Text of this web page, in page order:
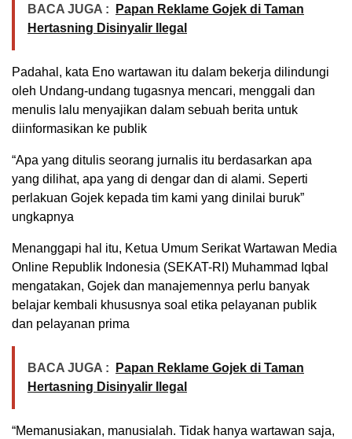
BACA JUGA :
Papan Reklame Gojek di Taman
Hertasning Disinyalir Ilegal
Padahal, kata Eno wartawan itu dalam bekerja dilindungi
oleh Undang-undang tugasnya mencari, menggali dan
menulis lalu menyajikan dalam sebuah berita untuk
diinformasikan ke publik
“Apa yang ditulis seorang jurnalis itu berdasarkan apa
yang dilihat, apa yang di dengar dan di alami. Seperti
perlakuan Gojek kepada tim kami yang dinilai buruk”
ungkapnya
Menanggapi hal itu, Ketua Umum Serikat Wartawan Media
Online Republik Indonesia (SEKAT-RI) Muhammad Iqbal
mengatakan, Gojek dan manajemennya perlu banyak
belajar kembali khususnya soal etika pelayanan publik
dan pelayanan prima
BACA JUGA :
Papan Reklame Gojek di Taman
Hertasning Disinyalir Ilegal
“Memanusiakan, manusialah. Tidak hanya wartawan saja,